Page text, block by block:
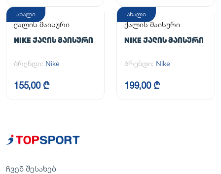
ახალი
ქალის მაისური
NIKE ᲥᲐᲚᲘᲡ ᲛᲐᲘᲡᲣᲠᲘ
ბრენდი: Nike
155,00 ₾
ახალი
ქალის მაისური
NIKE ᲥᲐᲚᲘᲡ ᲛᲐᲘᲡᲣᲠᲘ
ბრენდი: Nike
199,00 ₾
ჩვენ შესახებ